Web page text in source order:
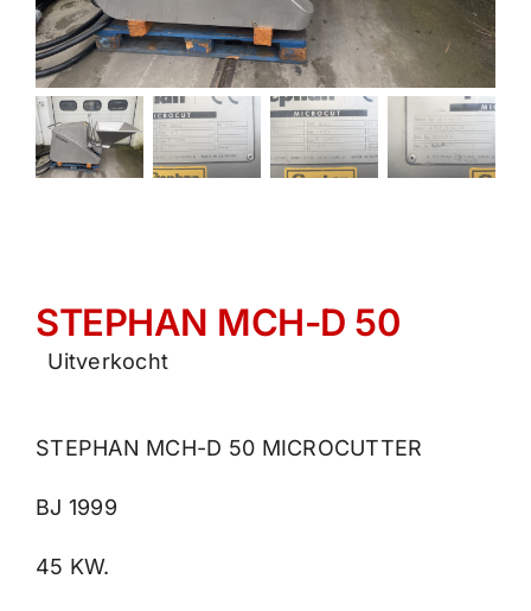
STEPHAN MCH-D 50
Uitverkocht
STEPHAN MCH-D 50 MICROCUTTER
BJ 1999
45 KW.